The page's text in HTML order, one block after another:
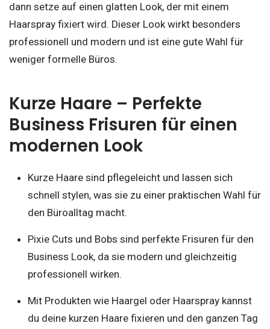
dann setze auf einen glatten Look, der mit einem
Haarspray fixiert wird. Dieser Look wirkt besonders
professionell und modern und ist eine gute Wahl für
weniger formelle Büros.
Kurze Haare – Perfekte
Business Frisuren für einen
modernen Look
Kurze Haare sind pflegeleicht und lassen sich
schnell stylen, was sie zu einer praktischen Wahl für
den Büroalltag macht.
Pixie Cuts und Bobs sind perfekte Frisuren für den
Business Look, da sie modern und gleichzeitig
professionell wirken.
Mit Produkten wie Haargel oder Haarspray kannst
du deine kurzen Haare fixieren und den ganzen Tag